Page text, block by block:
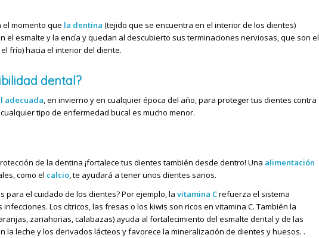
el momento que la dentina (tejido que se encuentra en el interior de los dientes)
el esmalte y la encía y quedan al descubierto sus terminaciones nerviosas, que son el
frío) hacia el interior del diente.
dental?
adecuada, en invierno y en cualquier época del año,para proteger tus dientes contra
tipo de enfermedad bucal es mucho menor.
de la dentina ¡fortalece tus dientes también desde dentro! Una alimentación
como el calcio, te ayudará a tener unos dientes sanos.
para el cuidado de los dientes? Por ejemplo, la vitamina Crefuerza el sistema
Los cítricos, las fresas o los kiwis son ricos en vitamina C. También la
zanahorias, calabazas) ayuda al fortalecimiento del esmalte dental y de las
la leche y los derivados lácteos y favorece la mineralización de dientes y huesos. .